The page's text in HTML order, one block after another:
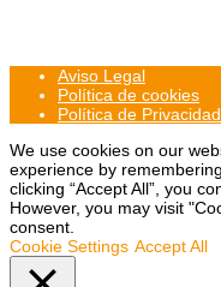
Aviso Legal
Política de cookies
Política de Privacidad
We use cookies on our
experience by
clicking “Accept All”, you
However, you may visit
consent.
Cookie Settings Accept All